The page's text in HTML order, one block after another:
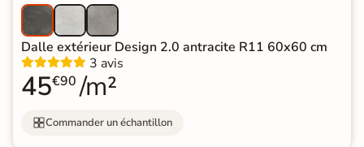
Dalle extérieur Design 2.0 antracite R11 60x60 cm
3 avis
45€90 /m²
Commander un échantillon